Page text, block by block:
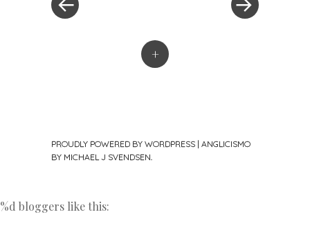
+
PROUDLY POWERED BY WORDPRESS | ANGLICISMO
BY MICHAEL J SVENDSEN
%d bloggers like this: